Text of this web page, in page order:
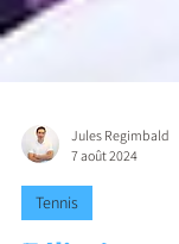
Jules Regimbald
7 août 2024